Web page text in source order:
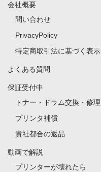
会社概要
問い合わせ
PrivacyPolicy
特定商取引法に基づく表示
よくある質問
保証受付中
トナー・ドラム交換・修理
プリンタ補償
貴社都合の返品
動画で解説
プリンターが壊れたら